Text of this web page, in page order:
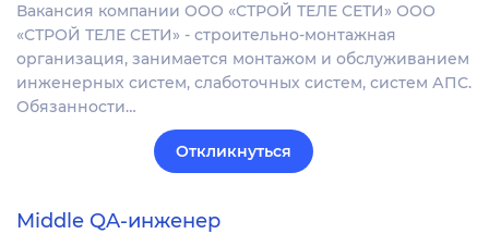
Вакансия компании ООО «СТРОЙ ТЕЛЕ СЕТИ» ООО
«СТРОЙ ТЕЛЕ СЕТИ» - строительно-монтажная
организация, занимается монтажом и обслуживанием
инженерных систем, слаботочных систем, систем АПС.
Обязанности…
Откликнуться
Middle QA-инженер